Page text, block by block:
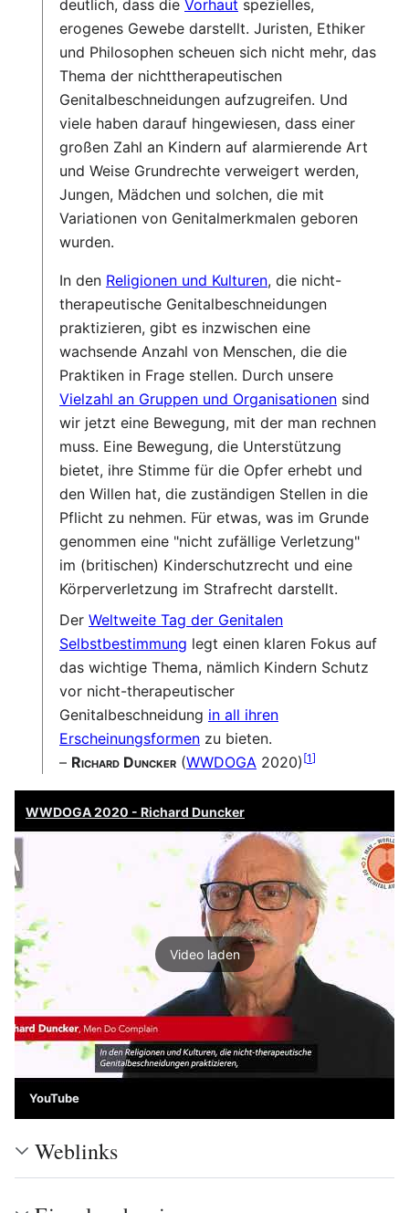
deutlich, dass die Vorhaut spezielles,
erogenes Gewebe darstellt. Juristen, Ethiker
und Philosophen scheuen sich nicht mehr, das
Thema der nichttherapeutischen
Genitalbeschneidungen aufzugreifen. Und
viele haben darauf hingewiesen, dass einer
großen Zahl an Kindern auf alarmierende Art
und Weise Grundrechte verweigert werden,
Jungen, Mädchen und solchen, die mit
Variationen von Genitalmerkmalen geboren
wurden.
In den Religionen und Kulturen, die nicht-
therapeutische Genitalbeschneidungen
praktizieren, gibt es inzwischen eine
wachsende Anzahl von Menschen, die die
Praktiken in Frage stellen. Durch unsere
Vielzahl an Gruppen und Organisationen sind
wir jetzt eine Bewegung, mit der man rechnen
muss. Eine Bewegung, die Unterstützung
bietet, ihre Stimme für die Opfer erhebt und
den Willen hat, die zuständigen Stellen in die
Pflicht zu nehmen. Für etwas, was im Grunde
genommen eine "nicht zufällige Verletzung"
im (britischen) Kinderschutzrecht und eine
Körperverletzung im Strafrecht darstellt.
Der Weltweite Tag der Genitalen
Selbstbestimmung legt einen klaren Fokus auf
das wichtige Thema, nämlich Kindern Schutz
vor nicht-therapeutischer
Genitalbeschneidung in all ihren
Erscheinungsformen zu bieten.
– Richard Duncker (WWDOGA 2020) [1]
WWDOGA 2020 - Richard Duncker
Video laden
YouTube
Weblinks